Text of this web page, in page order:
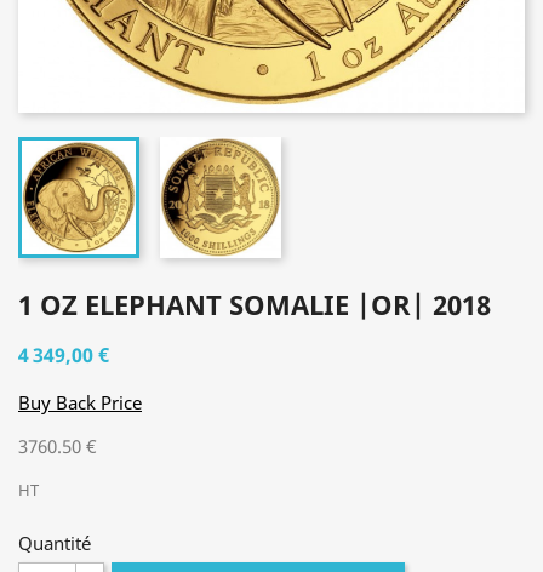
1 OZ ELEPHANT SOMALIE |OR| 2018
4 349,00 €
Buy Back Price
3760.50 €
HT
Quantité